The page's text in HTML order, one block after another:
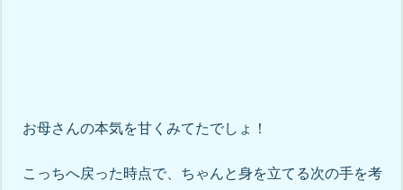
お母さんの本気を甘くみてたでしょ！
こっちへ戻った時点で、ちゃんと身を立てる次の手を考